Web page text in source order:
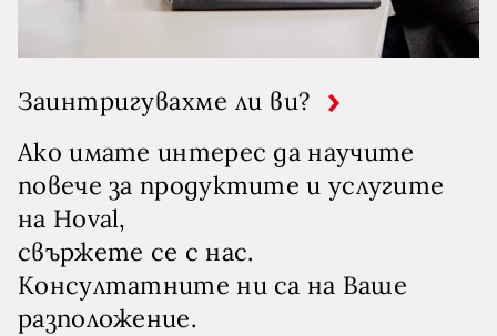
Заинтригувахме ли ви?
Ако имате интерес да научите
повече за продуктите и услугите
на Hoval,
свържете се с нас.
Консултатните ни са на Ваше
разположение.